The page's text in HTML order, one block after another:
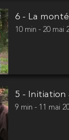
6 - La
10 min - 20 mai
5 - Initiation
9 min - 11 mai